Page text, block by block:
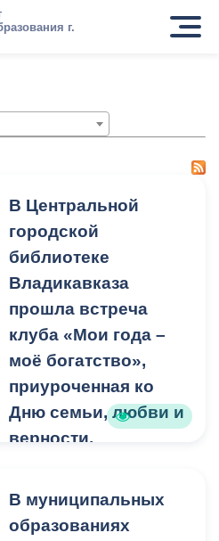
г.
В Центральной
городской
библиотеке
Владикавказа
прошла встреча
клуба «Мои года –
моё богатство»,
приуроченная ко
Дню семьи, любви и
верности.
прошла встреча клуба
«Мои года – моё
В муниципальных
образованиях